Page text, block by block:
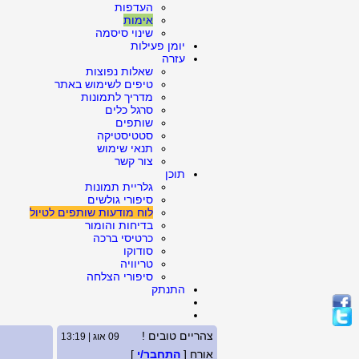
העדפות
אימות
שינוי סיסמה
יומן פעילות
עזרה
שאלות נפוצות
טיפים לשימוש באתר
מדריך לתמונות
סרגל כלים
שותפים
סטטיסטיקה
תנאי שימוש
צור קשר
תוכן
גלריית תמונות
סיפורי גולשים
לוח מודעות שותפים לטיול
בדיחות והומור
כרטיסי ברכה
סודוקו
טריוויה
סיפורי הצלחה
התנתק
צהריים טובים ! 09 אוג | 13:19
אורח [ התחבר/י ]